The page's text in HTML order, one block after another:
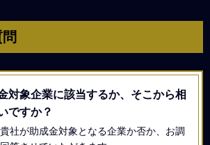
対象企業に該当するか、そこから相
ですか？
社が助成金対象となる企業か否か、お調